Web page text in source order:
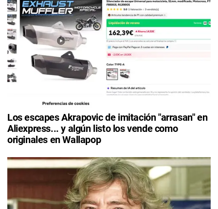
Los escapes Akrapovic de imitación "arrasan" en
Aliexpress... y algún listo los vende como
originales en Wallapop